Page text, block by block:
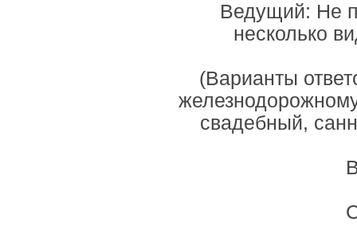
Ведущий: Не
несколько
(Варианты
свадебный,